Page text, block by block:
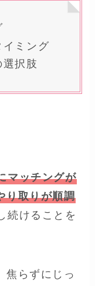
イミング
選択肢
マッチングが
り取りが順調
続けることを
焦らずにじっ